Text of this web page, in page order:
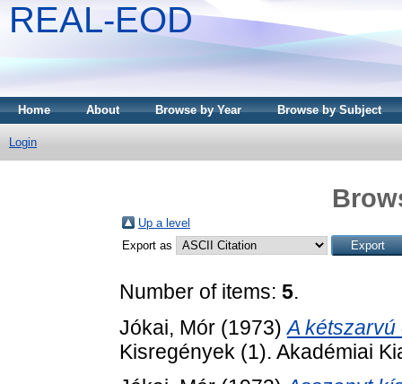
REAL-EOD
Home About Browse by Year Browse by Subject
Login
Up a level
Export as
Number of items: 5.
Jókai, Mór (1973)A kétszarvú
Kisregények (1). Akadémiai